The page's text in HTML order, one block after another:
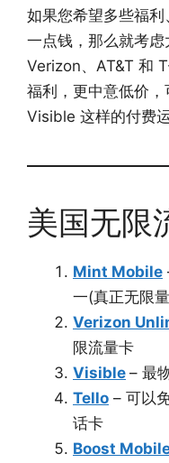
如果您希望多些福
一点钱，那么就考
Verizon、AT&T 和
福利，更中意低价
Visible 这样的付费
美国无限
Mint Mobile
一(真正无限量
Verizon
限流量卡
Visible – 最
Tello – 可以
话卡
Boost